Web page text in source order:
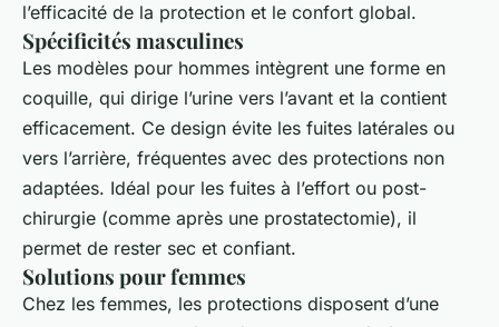
l’efficacité de la protection et le confort global.
Spécificités masculines
Les modèles pour hommes intègrent une forme en
coquille, qui dirige l’urine vers l’avant et la contient
efficacement. Ce design évite les fuites latérales ou
vers l’arrière, fréquentes avec des protections non
adaptées. Idéal pour les fuites à l’effort ou post-
chirurgie (comme après une prostatectomie), il
permet de rester sec et confiant.
Solutions pour femmes
Chez les femmes, les protections disposent d’une